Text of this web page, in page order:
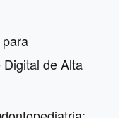
de Alta